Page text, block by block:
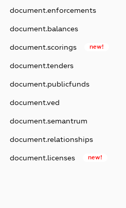
document.enforcements
document.balances
document.scorings new!
document.tenders
document.publicfunds
document.ved
document.semantrum
document.relationships
document.licenses new!